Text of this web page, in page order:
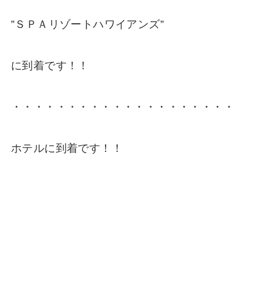
”ＳＰＡリゾートハワイアンズ”
に到着です！！
・・・・・・・・・・・・・・・・・・・・
ホテルに到着です！！